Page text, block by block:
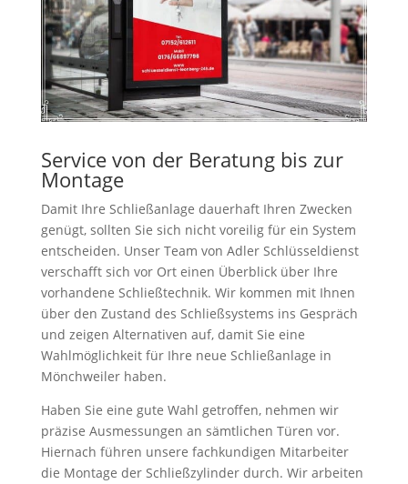
Service von der Beratung bis zur
Montage
Damit Ihre Schließanlage dauerhaft Ihren Zwecken
genügt, sollten Sie sich nicht voreilig für ein System
entscheiden. Unser Team von Adler Schlüsseldienst
verschafft sich vor Ort einen Überblick über Ihre
vorhandene Schließtechnik. Wir kommen mit Ihnen
über den Zustand des Schließsystems ins Gespräch
und zeigen Alternativen auf, damit Sie eine
Wahlmöglichkeit für Ihre neue Schließanlage in
Mönchweiler haben.
Haben Sie eine gute Wahl getroffen, nehmen wir
präzise Ausmessungen an sämtlichen Türen vor.
Hiernach führen unsere fachkundigen Mitarbeiter
die Montage der Schließzylinder durch. Wir arbeiten